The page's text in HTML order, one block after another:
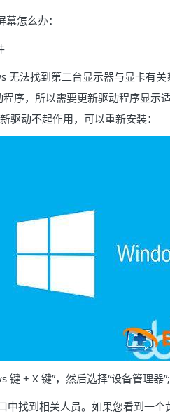
怎么办：
无法找到第二台显示器与显卡有
序，所以需要更新驱动程序显示
驱动不起作用，可以重新安装：
键 + X 键”，然后选择“设备管理器”;
中找到相关人员。如果您看到一